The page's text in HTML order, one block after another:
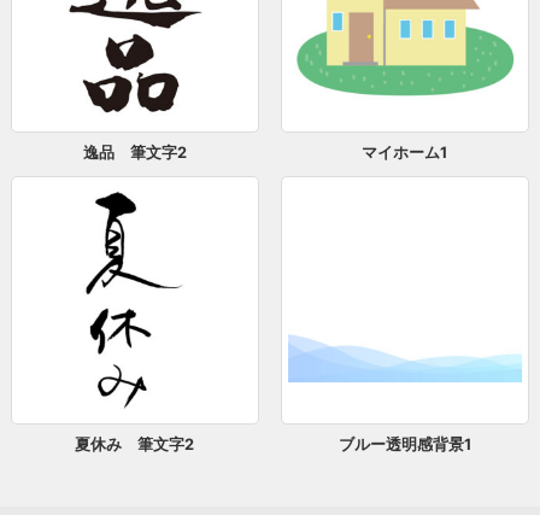
逸品 筆文字2 マイホーム1
夏休み 筆文字2 ブルー透明感背景1